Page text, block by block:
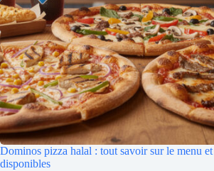
Dominos pizza halal : tout savoir sur le menu
disponibles